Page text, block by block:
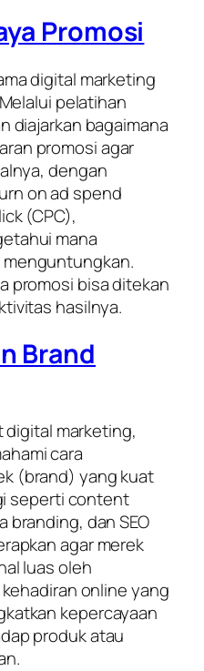
Promosi
digital marketing
pelatihan
diajarkan bagaimana
promosi agar
dengan
on ad spend
(CPC),
mana
promosi bisa ditekan
hasilnya.
Brand
digital marketing,
cara
(brand) yang kuat
seperticontent
branding, danSEO
agar merek
luas oleh
online yang
kepercayaan
produk atau